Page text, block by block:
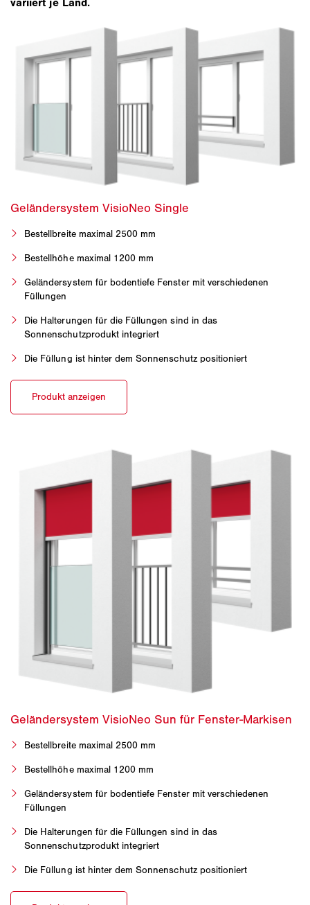
Bestellbreite maximal 2500 mm
Bestellhöhe maximal 1200 mm
Geländersystem für bodentiefe Fenster mit verschiedenen
Füllungen
Die Halterungen für die Füllungen sind in das
Sonnenschutzprodukt integriert
Die Füllung ist hinter dem Sonnenschutz positioniert
Bestellbreite maximal 2500 mm
Bestellhöhe maximal 1200 mm
Geländersystem für bodentiefe Fenster mit verschiedenen
Füllungen
Die Halterungen für die Füllungen sind in das
Sonnenschutzprodukt integriert
Die Füllung ist hinter dem Sonnenschutz positioniert